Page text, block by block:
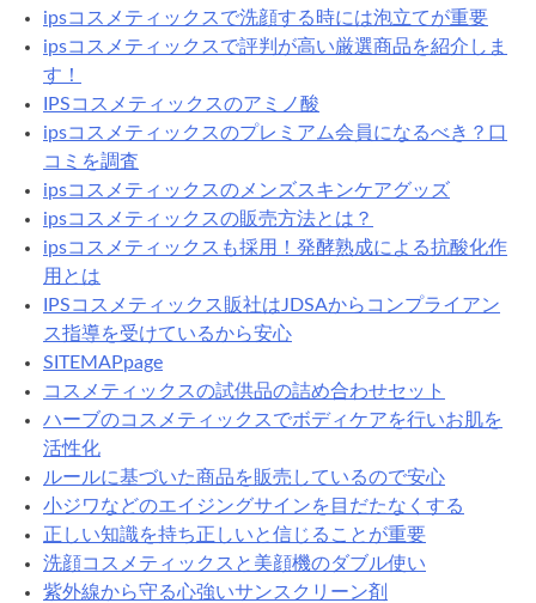
ipsコスメティックスで洗顔する時には泡立てが重要
ipsコスメティックスで評判が高い厳選商品を紹介しま
す！
IPSコスメティックスのアミノ酸
ipsコスメティックスのプレミアム会員になるべき？口
コミを調査
ipsコスメティックスのメンズスキンケアグッズ
ipsコスメティックスの販売方法とは？
ipsコスメティックスも採用！発酵熟成による抗酸化作
用とは
IPSコスメティックス販社はJDSAからコンプライアン
ス指導を受けているから安心
SITEMAPpage
コスメティックスの試供品の詰め合わせセット
ハーブのコスメティックスでボディケアを行いお肌を
活性化
ルールに基づいた商品を販売しているので安心
小ジワなどのエイジングサインを目だたなくする
正しい知識を持ち正しいと信じることが重要
洗顔コスメティックスと美顔機のダブル使い
紫外線から守る心強いサンスクリーン剤